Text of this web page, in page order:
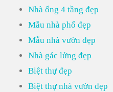
Nhà ống 4 tầng đẹp
Mẫu nhà phố đẹp
Mẫu nhà vườn đẹp
Nhà gác lửng đẹp
Biệt thự đẹp
Biệt thự nhà vườn đẹp